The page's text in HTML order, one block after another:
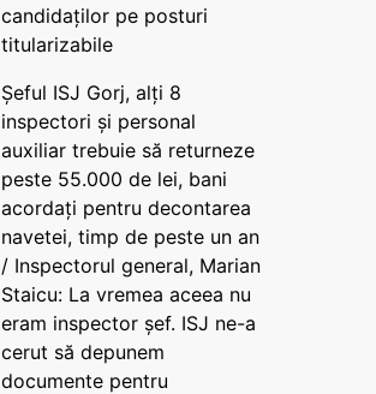
candidaților pe posturi
titularizabile
Șeful ISJ Gorj, alți 8
inspectori și personal
auxiliar trebuie să returneze
peste 55.000 de lei, bani
acordați pentru decontarea
navetei, timp de peste un an
/ Inspectorul general, Marian
Staicu: La vremea aceea nu
eram inspector șef. ISJ ne-a
cerut să depunem
documente pentru